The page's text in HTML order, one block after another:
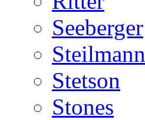
Seeberger
Steilmann
Stetson
Stones